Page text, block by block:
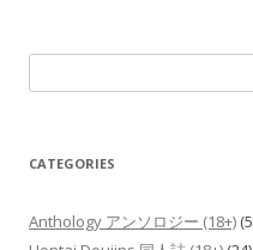
for:
CATEGORIES
Anthology アンソロジー (18+)